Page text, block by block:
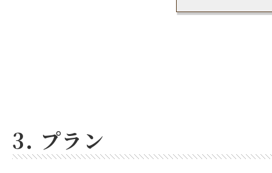
3. プラン